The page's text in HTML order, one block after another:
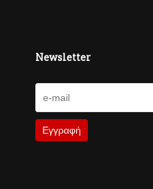
Newsletter